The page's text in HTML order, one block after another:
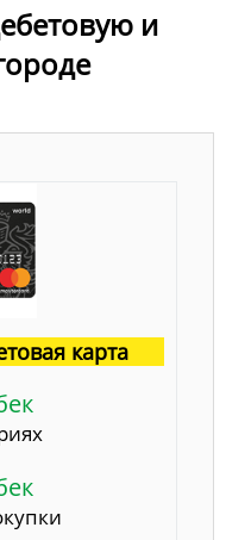
и
карта